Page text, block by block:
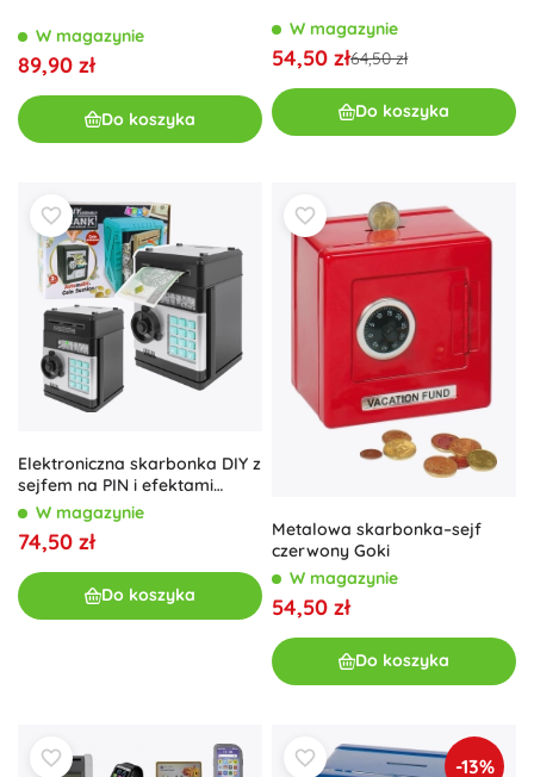
W magazynie
89,90 zł
Do koszyka
W magazynie
54,50 zł64,50 zł
Do koszyka
Elektroniczna skarbonka DIY z
sejfem na PIN i efektami
dźwiękowymi
W magazynie
74,50 zł
Do koszyka
Metalowa skarbonka–sejf
czerwony Goki
W magazynie
54,50 zł
Do koszyka
-13%